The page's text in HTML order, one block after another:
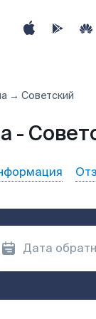
→ Советский
-